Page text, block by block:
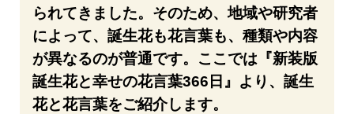
られてきました。そのため、地域や研究者
によって、誕生花も花言葉も、種類や内容
が異なるのが普通です。ここでは『新装版
誕生花と幸せの花言葉366日』より、誕生
花と花言葉をご紹介します。